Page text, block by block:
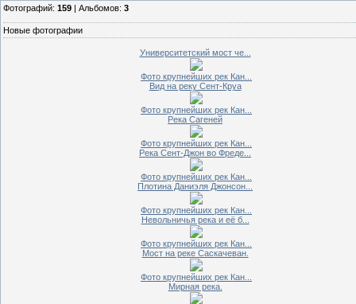
Фотографий: 159 | Альбомов: 3
Новые фотографии
Университетский мост че...
Фото крупнейших рек Кан...
Вид на реку Сент-Круа
Фото крупнейших рек Кан...
Река Сагеней
Фото крупнейших рек Кан...
Река Сент-Джон во Фреде...
Фото крупнейших рек Кан...
Плотина Даниэля Джонсон...
Фото крупнейших рек Кан...
Невольничья река и её б...
Фото крупнейших рек Кан...
Мост на реке Саскачеван.
Фото крупнейших рек Кан...
Мирная река.